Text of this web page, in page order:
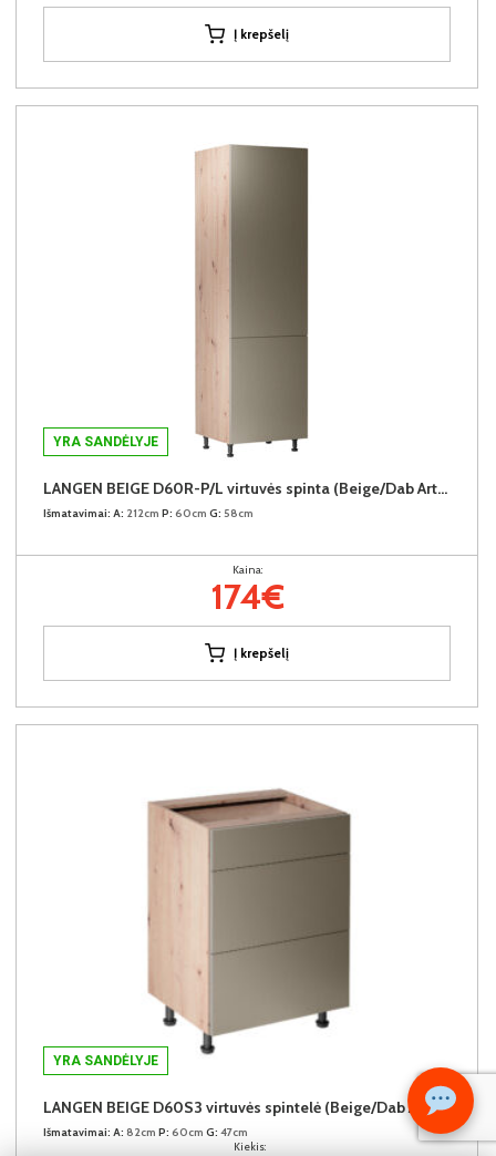
Kiekis:
Į krepšelį
YRA SANDĖLYJE
LANGEN BEIGE D60R-P/L virtuvės spinta (Beige/Dab Artisan)
Išmatavimai: A: 212cm P: 60cm G: 58cm
Kaina:
174€
Į krepšelį
YRA SANDĖLYJE
LANGEN BEIGE D60S3 virtuvės spintelė (Beige/Dab Artisan)
Išmatavimai: A: 82cm P: 60cm G: 47cm